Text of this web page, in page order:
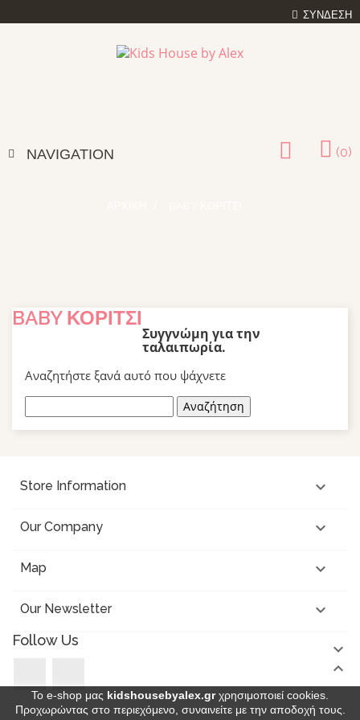
ΣΎΝΔΕΣΗ
(0)
NAVIGATION
BABY ΚΟΡΊΤΣΙ
Συγγνώμη για την
ταλαιπωρία.
Αναζητήστε ξανά αυτό που ψάχνετε
Αναζήτηση
Store Information 
Our Company 
Map 
Our Newsletter 
Follow Us


Το e-shop μας kidshousebyalex.grχρησιμοποιεί cookies.
Προχωρώντας στο περιεχόμενο, συναινείτε με την αποδοχή τους.